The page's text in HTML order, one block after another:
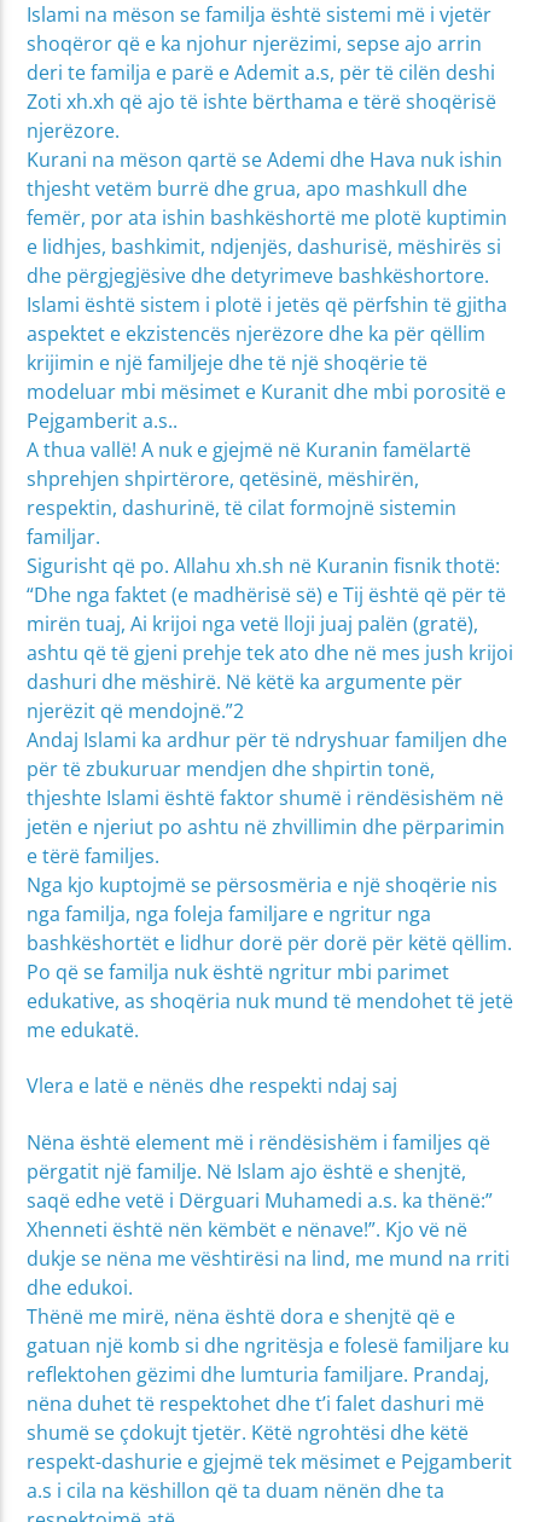
Islami na mëson se familja është sistemi më i vjetër
shoqëror që e ka njohur njerëzimi, sepse ajo arrin
deri te familja e parë e Ademit a.s, për të cilën deshi
Zoti xh.xh që ajo të ishte bërthama e tërë shoqërisë
njerëzore.
Kurani na mëson qartë se Ademi dhe Hava nuk ishin
thjesht vetëm burrë dhe grua, apo mashkull dhe
femër, por ata ishin bashkëshortë me plotë kuptimin
e lidhjes, bashkimit, ndjenjës, dashurisë, mëshirës si
dhe përgjegjësive dhe detyrimeve bashkëshortore.
Islami është sistem i plotë i jetës që përfshin të gjitha
aspektet e ekzistencës njerëzore dhe ka për qëllim
krijimin e një familjeje dhe të një shoqërie të
modeluar mbi mësimet e Kuranit dhe mbi porositë e
Pejgamberit a.s..
A thua vallë! A nuk e gjejmë në Kuranin famëlartë
shprehjen shpirtërore, qetësinë, mëshirën,
respektin, dashurinë, të cilat formojnë sistemin
familjar.
Sigurisht që po. Allahu xh.sh në Kuranin fisnik thotë:
“Dhe nga faktet (e madhërisë së) e Tij është që për të
mirën tuaj, Ai krijoi nga vetë lloji juaj palën (gratë),
ashtu që të gjeni prehje tek ato dhe në mes jush krijoi
dashuri dhe mëshirë. Në këtë ka argumente për
njerëzit që mendojnë.”2
Andaj Islami ka ardhur për të ndryshuar familjen dhe
për të zbukuruar mendjen dhe shpirtin tonë,
thjeshte Islami është faktor shumë i rëndësishëm në
jetën e njeriut po ashtu në zhvillimin dhe përparimin
e tërë familjes.
Nga kjo kuptojmë se përsosmëria e një shoqërie nis
nga familja, nga foleja familjare e ngritur nga
bashkëshortët e lidhur dorë për dorë për këtë qëllim.
Po që se familja nuk është ngritur mbi parimet
edukative, as shoqëria nuk mund të mendohet të jetë
me edukatë.
Vlera e latë e nënës dhe respekti ndaj saj
Nëna është element më i rëndësishëm i familjes që
përgatit një familje. Në Islam ajo është e shenjtë,
saqë edhe vetë i Dërguari Muhamedi a.s. ka thënë:”
Xhenneti është nën këmbët e nënave!”. Kjo vë në
dukje se nëna me vështirësi na lind, me mund na rriti
dhe edukoi.
Thënë me mirë, nëna është dora e shenjtë që e
gatuan një komb si dhe ngritësja e folesë familjare ku
reflektohen gëzimi dhe lumturia familjare. Prandaj,
nëna duhet të respektohet dhe t’i falet dashuri më
shumë se çdokujt tjetër. Këtë ngrohtësi dhe këtë
respekt-dashurie e gjejmë tek mësimet e Pejgamberit
a.s i cila na këshillon që ta duam nënën dhe ta